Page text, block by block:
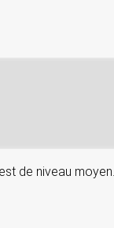
de niveau moyen.